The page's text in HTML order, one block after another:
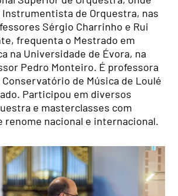
de Orquestra, nas
Sérgio Charrinho e Rui
frequenta o Mestrado em
na Universidade de Évora, na
Pedro Monteiro. É professora
de Música de Loulé
Participou em diversos
e masterclasses com
nacional e internacional.